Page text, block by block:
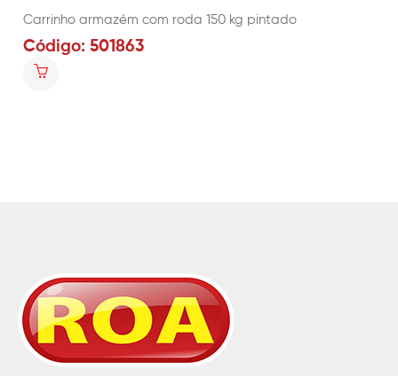
Carrinho armazém com roda 150 kg pintado
Código: 501863